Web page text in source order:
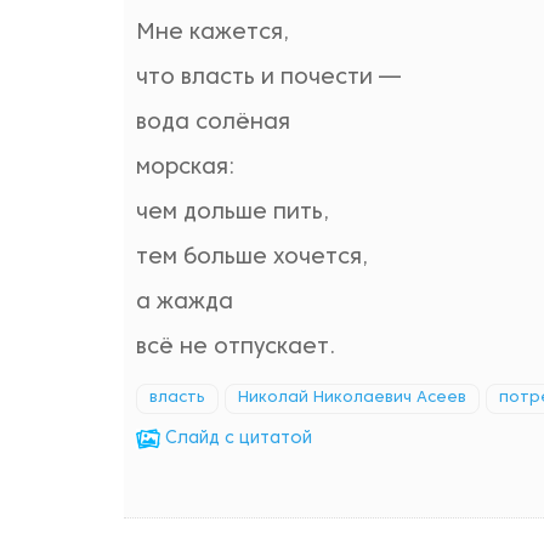
Мне кажется,
что власть и почести —
вода солёная
морская:
чем дольше пить,
тем больше хочется,
а жажда
всё не отпускает.
власть Николай Николаевич Асеев
Cлайд с цитатой